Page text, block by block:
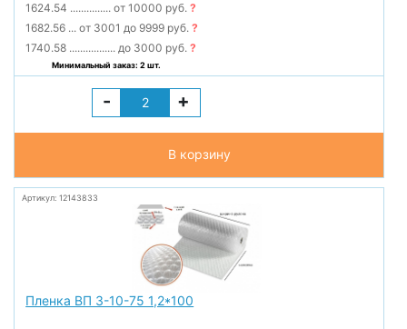
1624.54 ............... от 10000 руб.?
1682.56 ... от 3001 до 9999 руб.?
1740.58 ................. до 3000 руб.?
Минимальный заказ: 2 шт.
- +
В корзину
Артикул: 12143833
Пленка ВП 3-10-75 1,2*100